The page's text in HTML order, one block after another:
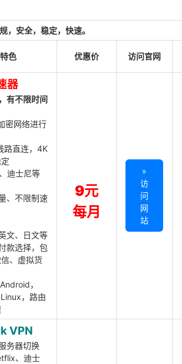
，安全，稳定，快速。
色 优惠价 访问官网
器
有不限时间
密网络进行
路直连，4K
迪士尼等
、不限制速
文、日文等
款选择，包
、虚拟货
，
，路由
9元
每月
»
访
问
网
站
VPN
务器切换
、迪士